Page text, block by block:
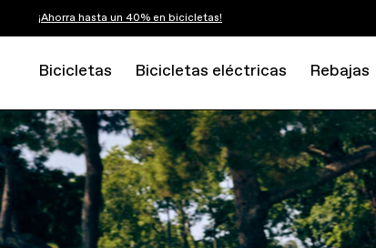
¡Ahorra hasta un 40% en bicicletas!
Bicicletas Bicicletas eléctricas Rebajas